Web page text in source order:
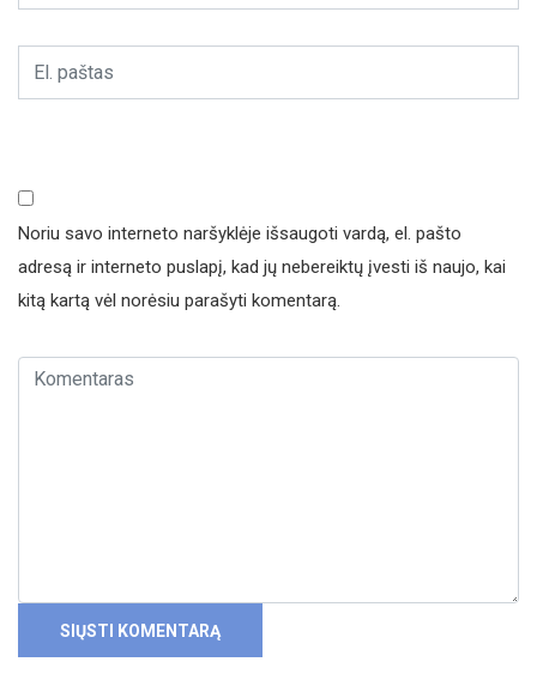
Noriu savo interneto naršyklėje išsaugoti vardą, el. pašto
adresą ir interneto puslapį, kad jų nebereiktų įvesti iš naujo, kai
kitą kartą vėl norėsiu parašyti komentarą.